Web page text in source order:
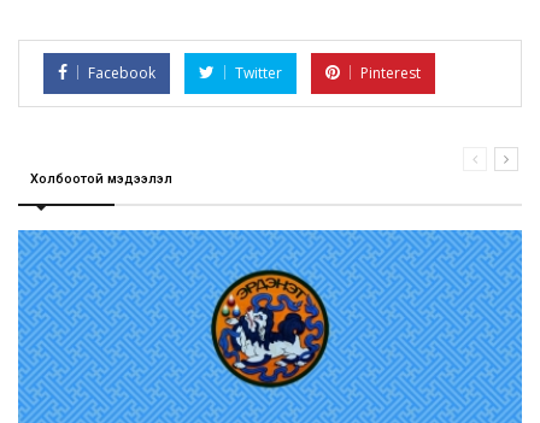
Facebook Twitter Pinterest
Холбоотой мэдээлэл